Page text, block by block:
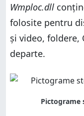
Wmploc.dll
folosite pentru
și video, foldere,
departe.